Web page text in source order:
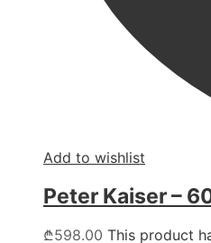
Add to wishlist
Peter Kaiser –
₾598.00 This product